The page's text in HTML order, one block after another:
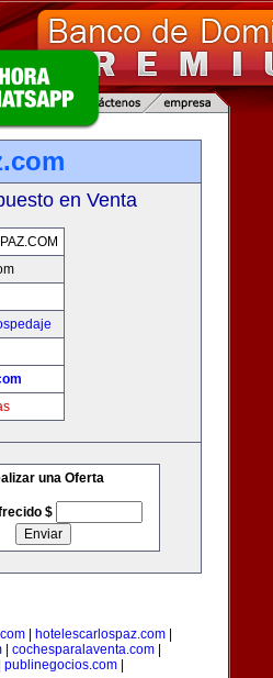
en Venta
una Oferta
$
| hotelescarlospaz.com|
cochesparalaventa.com
publinegocios.com|